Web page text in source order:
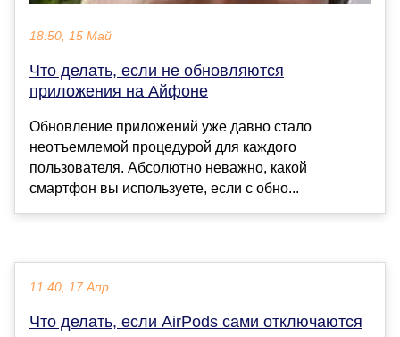
18:50, 15 Май
Что делать, если не обновляются
приложения на Айфоне
Обновление приложений уже давно стало
неотъемлемой процедурой для каждого
пользователя. Абсолютно неважно, какой
смартфон вы используете, если с обно...
11:40, 17 Апр
Что делать, если AirPods сами отключаются